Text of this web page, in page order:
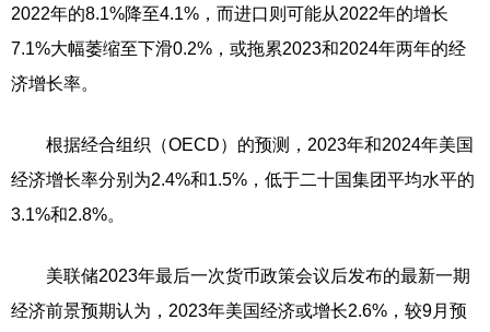
2022年的8.1%降至4.1%，而进口则可能从2022年的增长
7.1%大幅萎缩至下滑0.2%，或拖累2023和2024年两年的经
济增长率。
根据经合组织（OECD）的预测，2023年和2024年美国
经济增长率分别为2.4%和1.5%，低于二十国集团平均水平的
3.1%和2.8%。
美联储2023年最后一次货币政策会议后发布的最新一期
经济前景预期认为，2023年美国经济或增长2.6%，较9月预